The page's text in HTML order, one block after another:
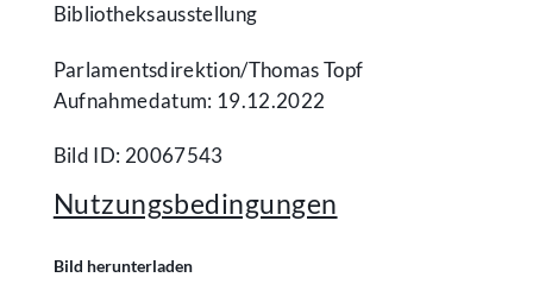
Bibliotheksausstellung
Parlamentsdirektion/​Thomas Topf
Aufnahmedatum: 19.12.2022
Bild ID: 20067543
Nutzungsbedingungen
Bild herunterladen